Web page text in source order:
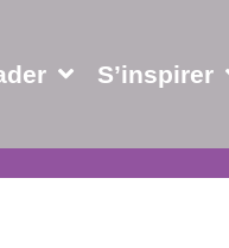
S’inspirer